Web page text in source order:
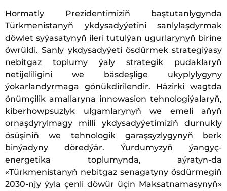
Hormatly Prezidentimiziň baştutanlygynda
Türkmenistanyň ykdysadyýetini sanlylaşdyrmak
döwlet syýasatynyň ileri tutulýan ugurlarynyň birine
öwrüldi. Sanly ykdysadyýeti ösdürmek strategiýasy
nebitgaz toplumy ýaly strategik pudaklaryň
netijeliligini we bäsdeşlige ukyplylygyny
ýokarlandyrmaga gönükdirilendir. Häzirki wagtda
önümçilik amallaryna innowasion tehnologiýalaryň,
kiberhowpsuzlyk ulgamlarynyň we emeli aňyň
ornaşdyrylmagy milli ykdysadyýetimiziň durnukly
ösüşiniň we tehnologik garaşsyzlygynyň berk
binýadyny döredýär. Ýurdumyzyň ýangyç-
energetika toplumynda, aýratyn-da
«Türkmenistanyň nebitgaz senagatyny ösdürmegiň
2030-njy ýyla çenli döwür üçin Maksatnamasynyň»